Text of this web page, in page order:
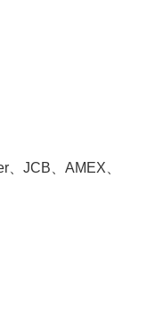
、JCB、AMEX、